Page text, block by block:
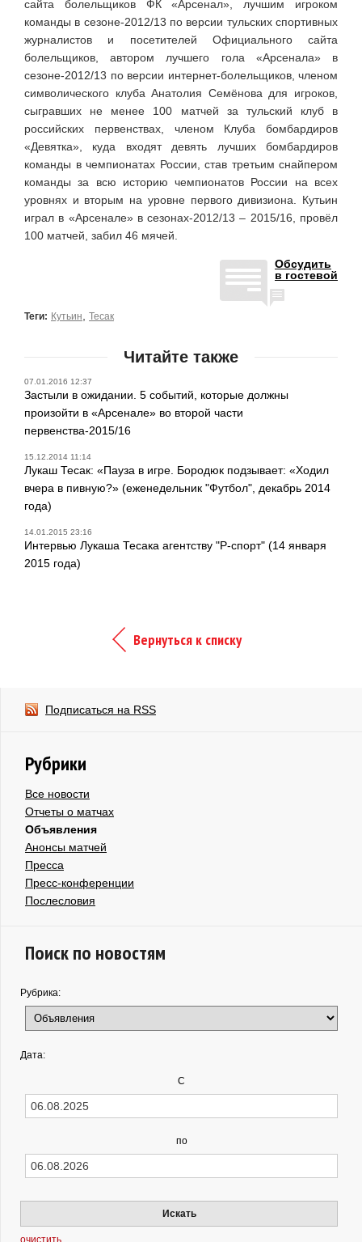
сайта болельщиков ФК «Арсенал», лучшим игроком
команды в сезоне-2012/13 по версии тульских спортивных
журналистов и посетителей Официального сайта
болельщиков, автором лучшего гола «Арсенала» в
сезоне-2012/13 по версии интернет-болельщиков, членом
символического клуба Анатолия Семёнова для игроков,
сыгравших не менее 100 матчей за тульский клуб в
российских первенствах, членом Клуба бомбардиров
«Девятка», куда входят девять лучших бомбардиров
команды в чемпионатах России, став третьим снайпером
команды за всю историю чемпионатов России на всех
уровнях и вторым на уровне первого дивизиона. Кутьин
играл в «Арсенале» в сезонах-2012/13 – 2015/16, провёл
100 матчей, забил 46 мячей.
Обсудить
в гостевой
Теги: Кутьин Тесак
Читайте также
07.01.2016 12:37
Застыли в ожидании. 5 событий, которые должны
произойти в «Арсенале» во второй части
первенства-2015/16
15.12.2014 11:14
Лукаш Тесак: «Пауза в игре. Бородюк подзывает: «Ходил
вчера в пивную?» (еженедельник "Футбол", декабрь 2014
года)
14.01.2015 23:16
Интервью Лукаша Тесака агентству "Р-спорт" (14 января
2015 года)
Вернуться к списку
Подписаться на RSS
Рубрики
Все новости
Отчеты о матчах
Объявления
Анонсы матчей
Пресса
Пресс-конференции
Послесловия
Поиск по новостям
Рубрика:
Дата:
С
по
Искать
очистить